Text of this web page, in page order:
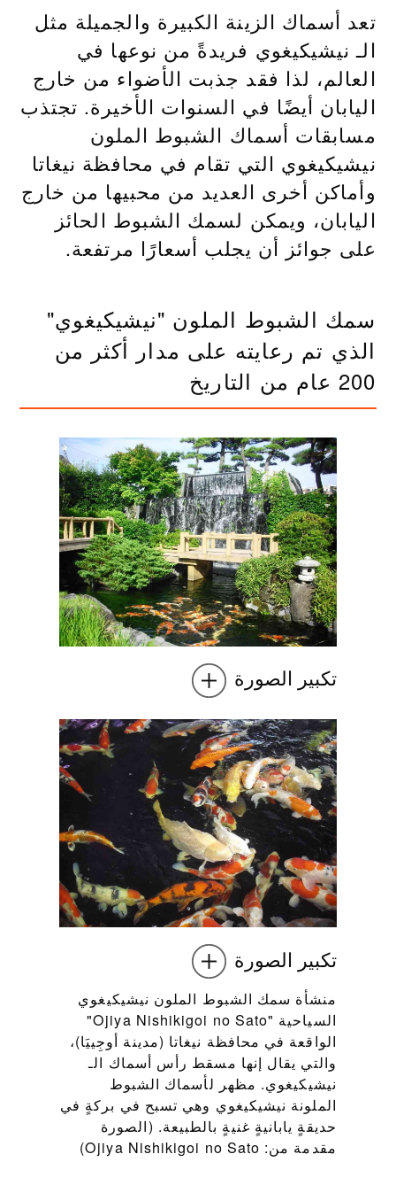
تعد أسماك الزينة الكبيرة والجميلة مثل
الـ نيشيكيغوي فريدةً من نوعها في
العالم، لذا فقد جذبت الأضواء من خارج
اليابان أيضًا في السنوات الأخيرة. تجتذب
مسابقات أسماك الشبوط الملون
نيشيكيغوي التي تقام في محافظة نيغاتا
وأماكن أخرى العديد من محبيها من خارج
اليابان، ويمكن لسمك الشبوط الحائز
على جوائز أن يجلب أسعارًا مرتفعة.
سمك الشبوط الملون "نيشيكيغوي"
الذي تم رعايته على مدار أكثر من
200 عام من التاريخ
تكبير الصورة
تكبير الصورة
منشأة سمك الشبوط الملون نيشيكيغوي
السياحية "Ojiya Nishikigoi no Sato"
الواقعة في محافظة نيغاتا (مدينة أوجِييَا)،
والتي يقال إنها مسقط رأس أسماك الـ
نيشيكيغوي. مظهر لأسماك الشبوط
الملونة نيشيكيغوي وهي تسبح في بركةٍ في
حديقةٍ يابانيةٍ غنيةٍ بالطبيعة. (الصورة
مقدمة من: Ojiya Nishikigoi no Sato)